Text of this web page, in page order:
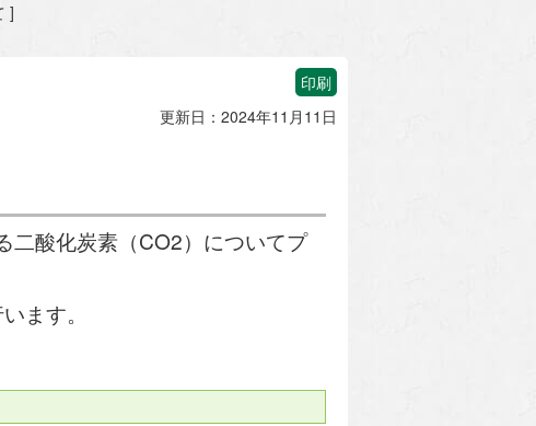
]
印刷
更新日：2024年11月11日
二酸化炭素（CO2）についてプ
ます。